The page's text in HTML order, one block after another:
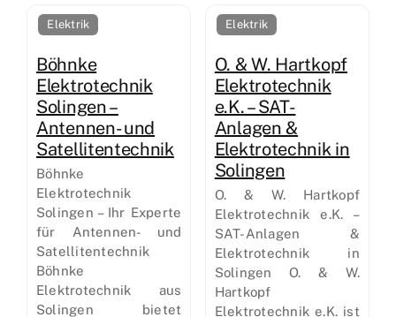
Elektrik
Böhnke
Elektrotechnik
Solingen –
Antennen- und
Satellitentechnik
Böhnke
Elektrotechnik
Solingen – Ihr Experte
für Antennen- und
Satellitentechnik
Böhnke
Elektrotechnik aus
Solingen bietet
Elektrik
O. & W. Hartkopf
Elektrotechnik
e.K. – SAT-
Anlagen &
Elektrotechnik in
Solingen
O. & W. Hartkopf
Elektrotechnik e.K. –
SAT-Anlagen &
Elektrotechnik in
Solingen O. & W.
Hartkopf
Elektrotechnik e.K. ist